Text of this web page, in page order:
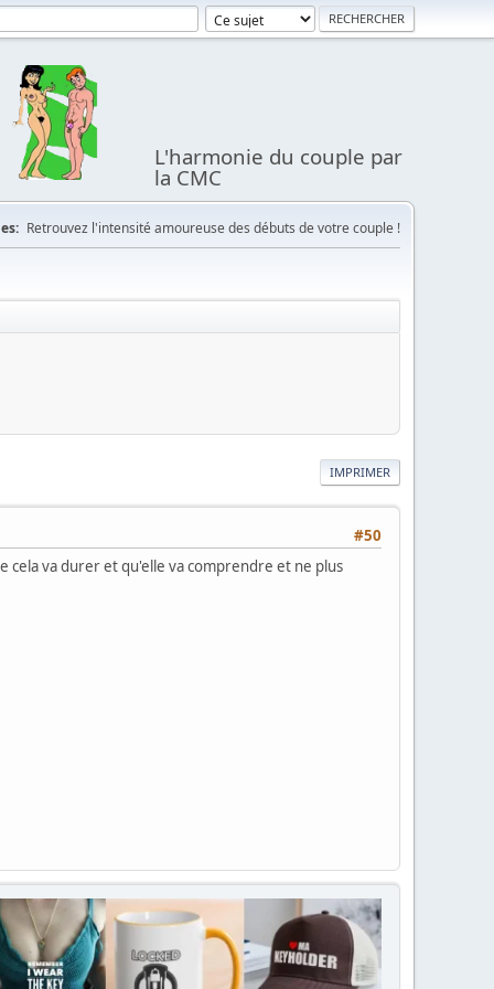
L'harmonie du couple par
la CMC
Retrouvez l'intensité amoureuse des débuts de votre couple !
IMPRIMER
#50
cela va durer et qu'elle va comprendre et ne plus